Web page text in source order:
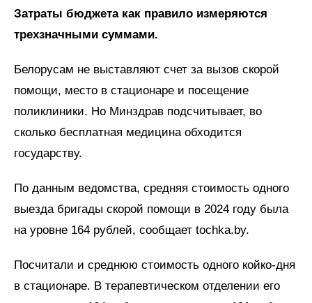
Затраты бюджета как правило измеряются
трехзначными суммами.
Белорусам не выставляют счет за вызов скорой
помощи, место в стационаре и посещение
поликлиники. Но Минздрав подсчитывает, во
сколько бесплатная медицина обходится
государству.
По данным ведомства, средняя стоимость одного
выезда бригады скорой помощи в 2024 году была
на уровне 164 рублей, сообщает tochka.by.
Посчитали и среднюю стоимость одного койко-дня
в стационаре. В терапевтическом отделении его